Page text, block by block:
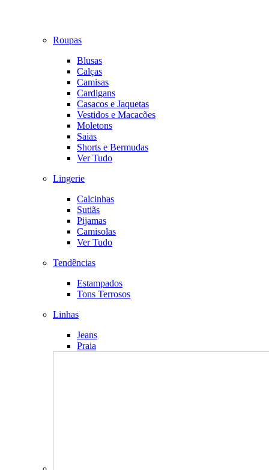
Roupas
Blusas
Calças
Camisas
Cardigans
Casacos e Jaquetas
Vestidos e Macacões
Moletons
Saias
Shorts e Bermudas
Ver Tudo
Lingerie
Calcinhas
Sutiãs
Pijamas
Camisolas
Ver Tudo
Tendências
Estampados
Tons Terrosos
Linhas
Jeans
Praia